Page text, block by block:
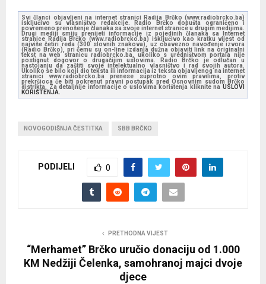
Svi članci objavljeni na internet stranici Radija Brčko (www.radiobrcko.ba)
isključivo su vlasništvo redakcije. Radio Brčko dopušta ograničeno i
povremeno prenošenje članaka sa svoje internet stranice u drugim medijima.
Drugi mediji smiju prenijeti informacije iz pojedinih članaka sa Internet
stranice Radija Brčko (www.radiobrcko.ba) isključivo kao kratku vijest od
najviše četiri reda (300 slovnih znakova), uz obavezno navođenje izvora
(Radio Brčko), pri čemu su on-line izdanja dužna objaviti link na originalni
tekst na web stranicu radiobrcko.ba, ukoliko s uredništvom portala nije
postignut dogovor o drugačijim uslovima. Radio Brčko je odlučan u
nastojanju da zaštiti svoje intelektualno vlasništvo i rad svojih autora.
Ukoliko se bilo koji dio teksta ili informacija iz teksta objavljenog na internet
stranici www.radiobrcko.ba prenese suprotno ovim pravilima, protiv
prekršioca će biti pokrenut pravni postupak pred Osnovnim sudom Brčko
distrikta. Za detaljnije informacije o uslovima korištenja kliknite na USLOVI
KORIŠTENJA.
NOVOGODIŠNJA ČESTITKA SBB BRČKO
PODIJELI 0
PRETHODNA VIJEST
“Merhamet” Brčko uručio donaciju od 1.000
KM Nedžiji Čelenka, samohranoj majci dvoje
djece